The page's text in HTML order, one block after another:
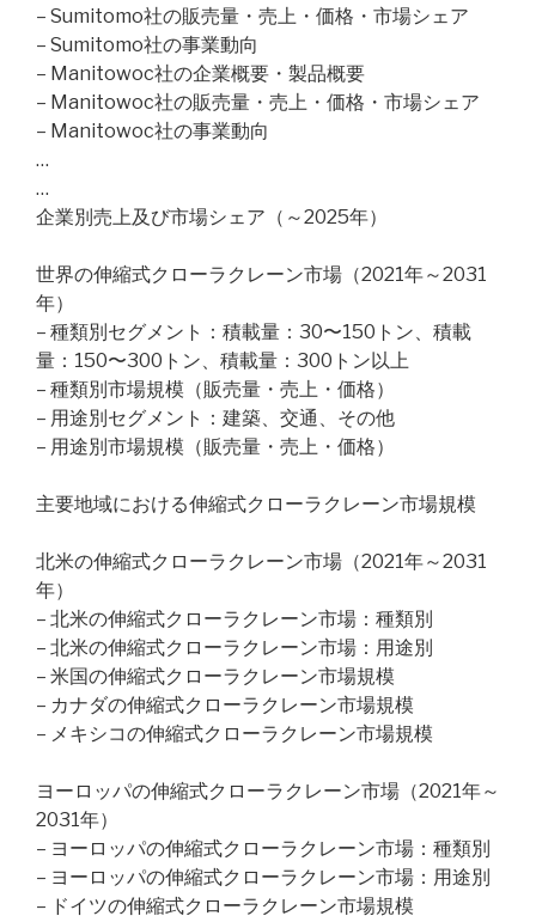
– Sumitomo社の販売量・売上・価格・市場シェア
– Sumitomo社の事業動向
– Manitowoc社の企業概要・製品概要
– Manitowoc社の販売量・売上・価格・市場シェア
– Manitowoc社の事業動向
…
…
企業別売上及び市場シェア（～2025年）
世界の伸縮式クローラクレーン市場（2021年～2031
年）
– 種類別セグメント：積載量：30〜150トン、積載
量：150〜300トン、積載量：300トン以上
– 種類別市場規模（販売量・売上・価格）
– 用途別セグメント：建築、交通、その他
– 用途別市場規模（販売量・売上・価格）
主要地域における伸縮式クローラクレーン市場規模
北米の伸縮式クローラクレーン市場（2021年～2031
年）
– 北米の伸縮式クローラクレーン市場：種類別
– 北米の伸縮式クローラクレーン市場：用途別
– 米国の伸縮式クローラクレーン市場規模
– カナダの伸縮式クローラクレーン市場規模
– メキシコの伸縮式クローラクレーン市場規模
ヨーロッパの伸縮式クローラクレーン市場（2021年～
2031年）
– ヨーロッパの伸縮式クローラクレーン市場：種類別
– ヨーロッパの伸縮式クローラクレーン市場：用途別
– ドイツの伸縮式クローラクレーン市場規模